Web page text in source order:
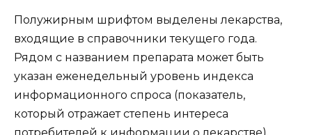
Полужирным шрифтом выделены лекарства,
входящие в справочники текущего года.
Рядом с названием препарата может быть
указан еженедельный уровень индекса
информационного спроса (показатель,
который отражает степень интереса